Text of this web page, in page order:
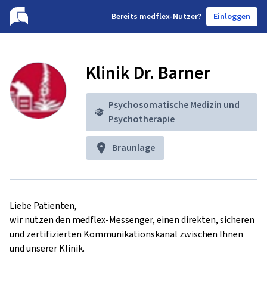
Bereits medflex-Nutzer? Einloggen
Klinik Dr. Barner
Psychosomatische Medizin und
Psychotherapie
Braunlage
Liebe Patienten,
wir nutzen den medflex-Messenger, einen direkten, sicheren
und zertifizierten Kommunikationskanal zwischen Ihnen
und unserer Klinik.